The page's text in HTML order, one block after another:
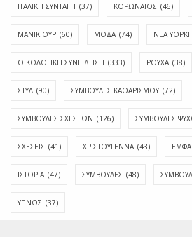
ΙΤΑΛΙΚΗ ΣΥΝΤΑΓΗ (37) ΚΟΡΩΝΑΪΟΣ (46)
ΜΑΝΙΚΙΟΥΡ (60) ΜΟΔΑ (74) ΝΕΑ ΥΟΡΚΗ
ΟΙΚΟΛΟΓΙΚΗ ΣΥΝΕΙΔΗΣΗ (333) ΡΟΥΧΑ (38)
ΣΤΥΛ (90) ΣΥΜΒΟΥΛΕΣ ΚΑΘΑΡΙΣΜΟΥ (72)
ΣΥΜΒΟΥΛΕΣ ΣΧΕΣΕΩΝ (126) ΣΥΜΒΟΥΛΕΣ
ΣΧΕΣΕΙΣ (41) ΧΡΙΣΤΟΥΓΕΝΝΑ (43)
ΙΣΤΟΡΊΑ (47) ΣΥΜΒΟΥΛΈΣ (48)
ΎΠΝΟΣ (37)